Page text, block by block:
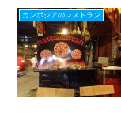
カンボジアのレストラン